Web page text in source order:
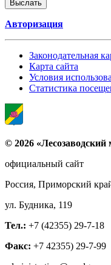
Авторизация
Законодательная
Карта сайта
Условия
Статистика
© 2026
официальный сайт
Россия, Приморский
ул. Будника, 119
Тел.: +7 (42355) 29-7-18
Факс: +7 42355) 29-7-99